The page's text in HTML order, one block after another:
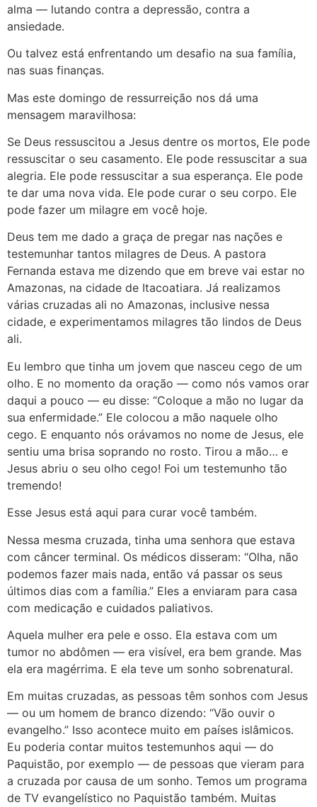
alma — lutando contra a depressão, contra a
ansiedade.
Ou talvez está enfrentando um desafio na sua família,
nas suas finanças.
Mas este domingo de ressurreição nos dá uma
mensagem maravilhosa:
Se Deus ressuscitou a Jesus dentre os mortos, Ele pode
ressuscitar o seu casamento. Ele pode ressuscitar a sua
alegria. Ele pode ressuscitar a sua esperança. Ele pode
te dar uma nova vida. Ele pode curar o seu corpo. Ele
pode fazer um milagre em você hoje.
Deus tem me dado a graça de pregar nas nações e
testemunhar tantos milagres de Deus. A pastora
Fernanda estava me dizendo que em breve vai estar no
Amazonas, na cidade de Itacoatiara. Já realizamos
várias cruzadas ali no Amazonas, inclusive nessa
cidade, e experimentamos milagres tão lindos de Deus
ali.
Eu lembro que tinha um jovem que nasceu cego de um
olho. E no momento da oração — como nós vamos orar
daqui a pouco — eu disse: “Coloque a mão no lugar da
sua enfermidade.” Ele colocou a mão naquele olho
cego. E enquanto nós orávamos no nome de Jesus, ele
sentiu uma brisa soprando no rosto. Tirou a mão… e
Jesus abriu o seu olho cego! Foi um testemunho tão
tremendo!
Esse Jesus está aqui para curar você também.
Nessa mesma cruzada, tinha uma senhora que estava
com câncer terminal. Os médicos disseram: “Olha, não
podemos fazer mais nada, então vá passar os seus
últimos dias com a família.” Eles a enviaram para casa
com medicação e cuidados paliativos.
Aquela mulher era pele e osso. Ela estava com um
tumor no abdômen — era visível, era bem grande. Mas
ela era magérrima. E ela teve um sonho sobrenatural.
Em muitas cruzadas, as pessoas têm sonhos com Jesus
— ou um homem de branco dizendo: “Vão ouvir o
evangelho.” Isso acontece muito em países islâmicos.
Eu poderia contar muitos testemunhos aqui — do
Paquistão, por exemplo — de pessoas que vieram para
a cruzada por causa de um sonho. Temos um programa
de TV evangelístico no Paquistão também. Muitas